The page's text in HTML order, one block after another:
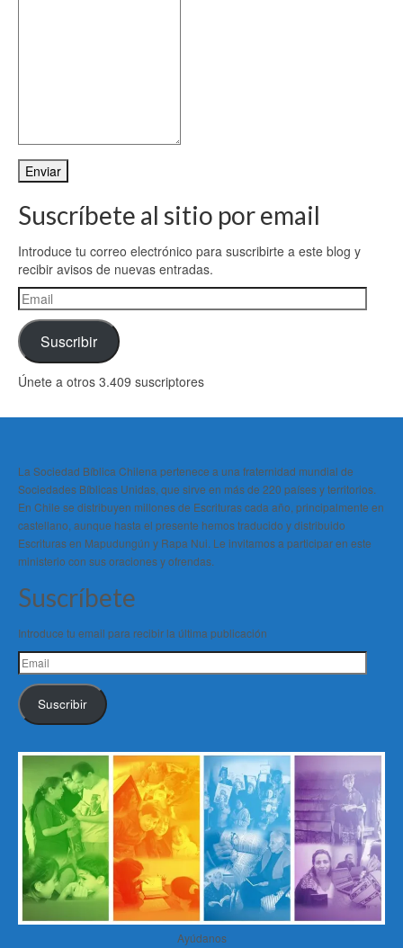
Enviar
Suscríbete al sitio por email
Introduce tu correo electrónico para suscribirte a este blog y
recibir avisos de nuevas entradas.
Email
Suscribir
Únete a otros 3.409 suscriptores
La Sociedad Bíblica Chilena pertenece a una fraternidad mundial de
Sociedades Bíblicas Unidas, que sirve en más de 220 países y territorios.
En Chile se distribuyen millones de Escrituras cada año, principalmente en
castellano, aunque hasta el presente hemos traducido y distribuido
Escrituras en Mapudungún y Rapa Nui. Le invitamos a participar en este
ministerio con sus oraciones y ofrendas.
Suscríbete
Introduce tu email para recibir la última publicación
Email
Suscribir
Ayúdanos